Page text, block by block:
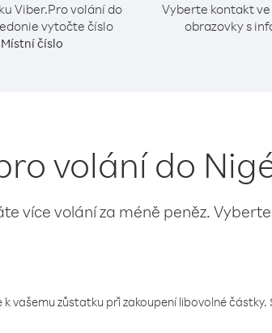
Viber.Pro volání do
vytočte číslo
Místní číslo
Vyberte kontakt
obrazovky s
volání do
více volání za méně peněz.
vašemu zůstatku při zakoupení libovolné